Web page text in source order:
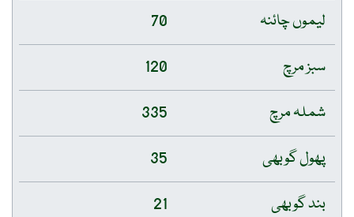
لیموں چائنہ
70
سبز مرچ
120
شملہ مرچ
335
پھول گوبھی
35
بند گوبھی
21